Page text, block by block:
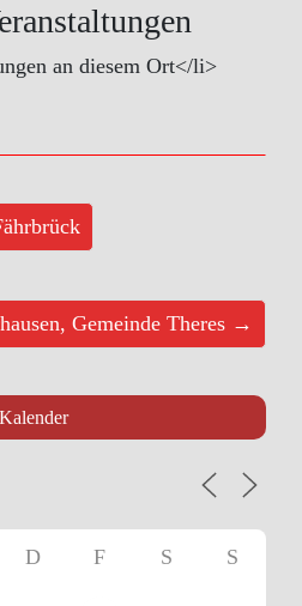
an diesem Ort</li>
Gemeinde Theres →
Kalender
D F S S